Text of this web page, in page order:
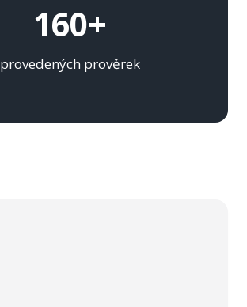
160+
provedených prověrek